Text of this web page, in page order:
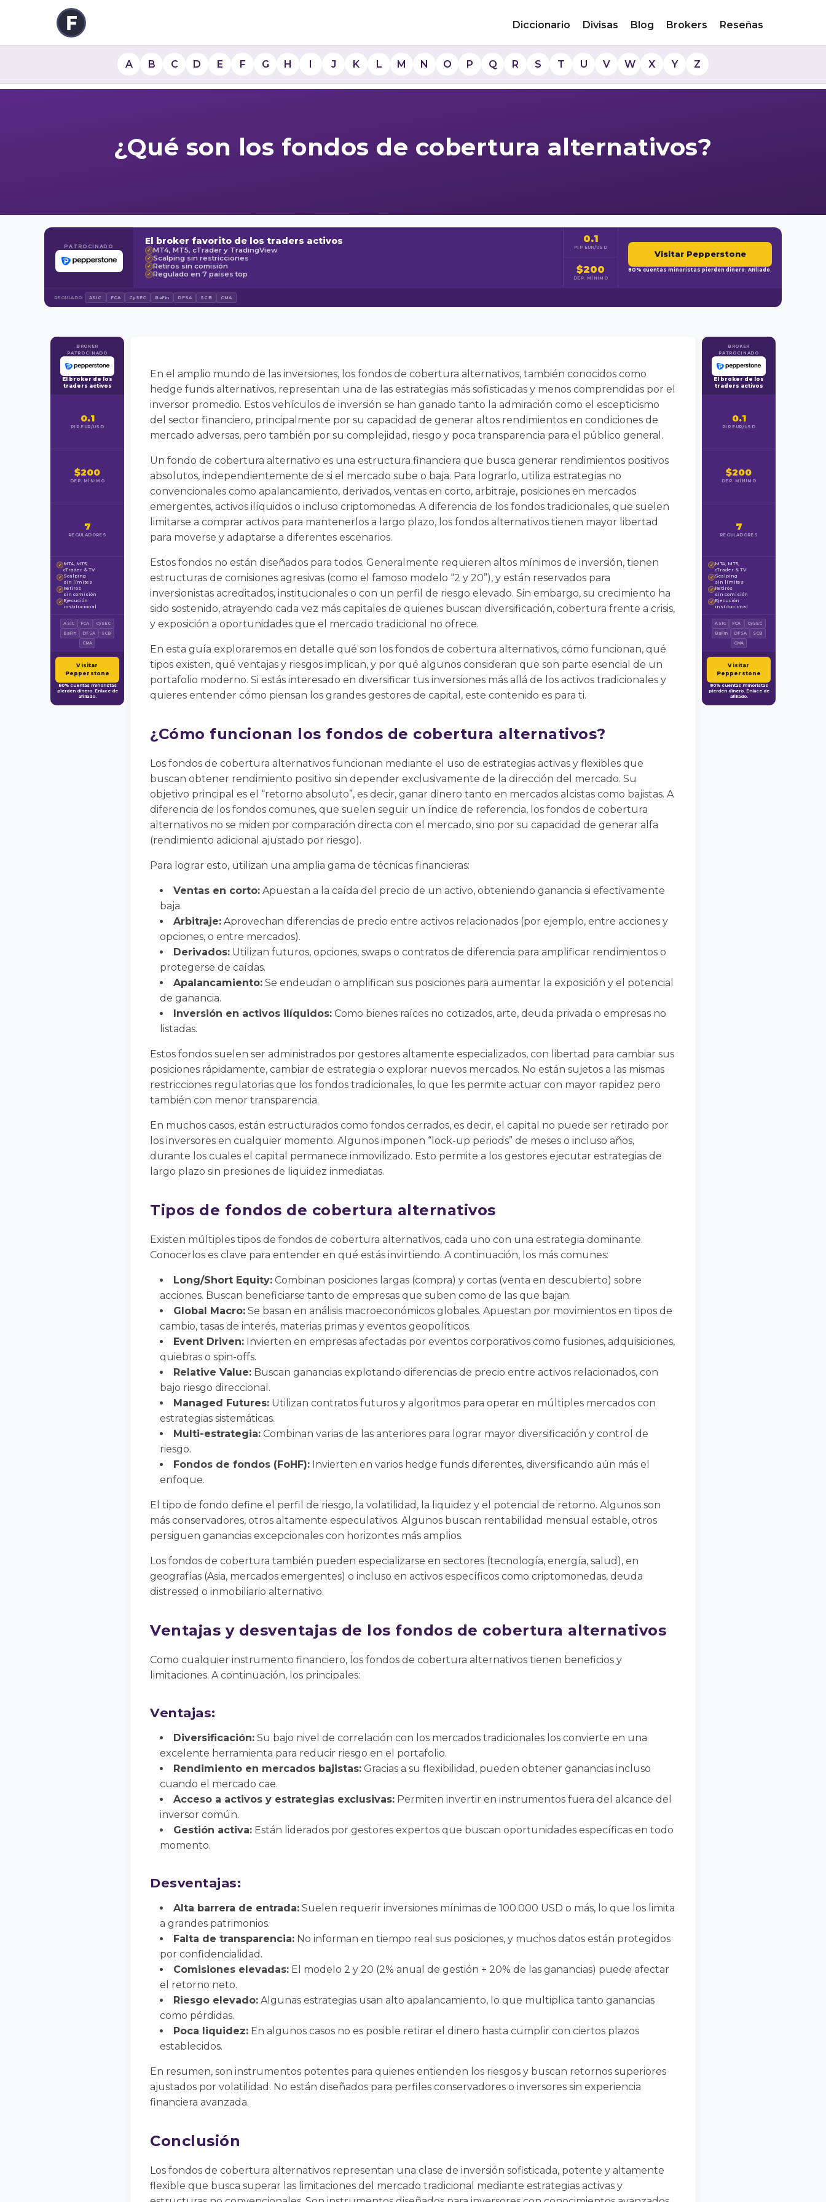
Diccionario Divisas Blog Brokers Reseñas
A B C D E F G H I J K L M N O P Q R S T U V W X Y Z
¿Qué son los fondos de cobertura alternativos?
PATROCINADO El broker favorito de los traders activos
✓ MT4, MT5, cTrader y TradingView
✓ Scalping sin restricciones
✓ Retiros sin comisión
✓ Regulado en 7 países top
0.1
PIP EUR/USD
$200
DEP. MÍNIMO
Visitar Pepperstone
80% cuentas minoristas pierden dinero. Afiliado.
REGULADO: ASIC FCA CySEC BaFin DFSA SCB CMA
BROKER
PATROCINADO
El broker de los
traders activos
0.1
PIP EUR/USD
$200
DEP. MÍNIMO
7
REGULADORES
✓ MT4, MT5,
cTrader & TV
✓ Scalping
sin límites
✓ Retiros
sin comisión
✓ Ejecución
institucional
ASIC FCA
CySEC
BaFin
DFSA
SCB
CMA
Visitar
Pepperstone
80% cuentas minoristas
pierden dinero. Enlace de
afiliado.
En el amplio mundo de las inversiones, los fondos de cobertura alternativos, también conocidos como
hedge funds alternativos, representan una de las estrategias más sofisticadas y menos comprendidas por el
inversor promedio. Estos vehículos de inversión se han ganado tanto la admiración como el escepticismo
del sector financiero, principalmente por su capacidad de generar altos rendimientos en condiciones de
mercado adversas, pero también por su complejidad, riesgo y poca transparencia para el público general.
Un fondo de cobertura alternativo es una estructura financiera que busca generar rendimientos positivos
absolutos, independientemente de si el mercado sube o baja. Para lograrlo, utiliza estrategias no
convencionales como apalancamiento, derivados, ventas en corto, arbitraje, posiciones en mercados
emergentes, activos ilíquidos o incluso criptomonedas. A diferencia de los fondos tradicionales, que suelen
limitarse a comprar activos para mantenerlos a largo plazo, los fondos alternativos tienen mayor libertad
para moverse y adaptarse a diferentes escenarios.
Estos fondos no están diseñados para todos. Generalmente requieren altos mínimos de inversión, tienen
estructuras de comisiones agresivas (como el famoso modelo “2 y 20”), y están reservados para
inversionistas acreditados, institucionales o con un perfil de riesgo elevado. Sin embargo, su crecimiento ha
sido sostenido, atrayendo cada vez más capitales de quienes buscan diversificación, cobertura frente a crisis,
y exposición a oportunidades que el mercado tradicional no ofrece.
En esta guía exploraremos en detalle qué son los fondos de cobertura alternativos, cómo funcionan, qué
tipos existen, qué ventajas y riesgos implican, y por qué algunos consideran que son parte esencial de un
portafolio moderno. Si estás interesado en diversificar tus inversiones más allá de los activos tradicionales y
quieres entender cómo piensan los grandes gestores de capital, este contenido es para ti.
¿Cómo funcionan los fondos de cobertura alternativos?
Los fondos de cobertura alternativos funcionan mediante el uso de estrategias activas y flexibles que
buscan obtener rendimiento positivo sin depender exclusivamente de la dirección del mercado. Su
objetivo principal es el “retorno absoluto”, es decir, ganar dinero tanto en mercados alcistas como bajistas. A
diferencia de los fondos comunes, que suelen seguir un índice de referencia, los fondos de cobertura
alternativos no se miden por comparación directa con el mercado, sino por su capacidad de generar alfa
(rendimiento adicional ajustado por riesgo).
Para lograr esto, utilizan una amplia gama de técnicas financieras:
Ventas en corto: Apuestan a la caída del precio de un activo, obteniendo ganancia si efectivamente
baja.
Arbitraje: Aprovechan diferencias de precio entre activos relacionados (por ejemplo, entre acciones y
opciones, o entre mercados).
Derivados: Utilizan futuros, opciones, swaps o contratos de diferencia para amplificar rendimientos o
protegerse de caídas.
Apalancamiento: Se endeudan o amplifican sus posiciones para aumentar la exposición y el potencial
de ganancia.
Inversión en activos ilíquidos: Como bienes raíces no cotizados, arte, deuda privada o empresas no
listadas.
Estos fondos suelen ser administrados por gestores altamente especializados, con libertad para cambiar sus
posiciones rápidamente, cambiar de estrategia o explorar nuevos mercados. No están sujetos a las mismas
restricciones regulatorias que los fondos tradicionales, lo que les permite actuar con mayor rapidez pero
también con menor transparencia.
En muchos casos, están estructurados como fondos cerrados, es decir, el capital no puede ser retirado por
los inversores en cualquier momento. Algunos imponen “lock-up periods” de meses o incluso años,
durante los cuales el capital permanece inmovilizado. Esto permite a los gestores ejecutar estrategias de
largo plazo sin presiones de liquidez inmediatas.
Tipos de fondos de cobertura alternativos
Existen múltiples tipos de fondos de cobertura alternativos, cada uno con una estrategia dominante.
Conocerlos es clave para entender en qué estás invirtiendo. A continuación, los más comunes:
Long/Short Equity: Combinan posiciones largas (compra) y cortas (venta en descubierto) sobre
acciones. Buscan beneficiarse tanto de empresas que suben como de las que bajan.
Global Macro: Se basan en análisis macroeconómicos globales. Apuestan por movimientos en tipos de
cambio, tasas de interés, materias primas y eventos geopolíticos.
Event Driven: Invierten en empresas afectadas por eventos corporativos como fusiones, adquisiciones,
quiebras o spin-offs.
Relative Value: Buscan ganancias explotando diferencias de precio entre activos relacionados, con
bajo riesgo direccional.
Managed Futures: Utilizan contratos futuros y algoritmos para operar en múltiples mercados con
estrategias sistemáticas.
Multi-estrategia: Combinan varias de las anteriores para lograr mayor diversificación y control de
riesgo.
Fondos de fondos (FoHF): Invierten en varios hedge funds diferentes, diversificando aún más el
enfoque.
El tipo de fondo define el perfil de riesgo, la volatilidad, la liquidez y el potencial de retorno. Algunos son
más conservadores, otros altamente especulativos. Algunos buscan rentabilidad mensual estable, otros
persiguen ganancias excepcionales con horizontes más amplios.
Los fondos de cobertura también pueden especializarse en sectores (tecnología, energía, salud), en
geografías (Asia, mercados emergentes) o incluso en activos específicos como criptomonedas, deuda
distressed o inmobiliario alternativo.
Ventajas y desventajas de los fondos de cobertura alternativos
Como cualquier instrumento financiero, los fondos de cobertura alternativos tienen beneficios y
limitaciones. A continuación, los principales:
Ventajas:
Diversificación: Su bajo nivel de correlación con los mercados tradicionales los convierte en una
excelente herramienta para reducir riesgo en el portafolio.
Rendimiento en mercados bajistas: Gracias a su flexibilidad, pueden obtener ganancias incluso
cuando el mercado cae.
Acceso a activos y estrategias exclusivas: Permiten invertir en instrumentos fuera del alcance del
inversor común.
Gestión activa: Están liderados por gestores expertos que buscan oportunidades específicas en todo
momento.
Desventajas:
Alta barrera de entrada: Suelen requerir inversiones mínimas de 100.000 USD o más, lo que los limita
a grandes patrimonios.
Falta de transparencia: No informan en tiempo real sus posiciones, y muchos datos están protegidos
por confidencialidad.
Comisiones elevadas: El modelo 2 y 20 (2% anual de gestión + 20% de las ganancias) puede afectar
el retorno neto.
Riesgo elevado: Algunas estrategias usan alto apalancamiento, lo que multiplica tanto ganancias
como pérdidas.
Poca liquidez: En algunos casos no es posible retirar el dinero hasta cumplir con ciertos plazos
establecidos.
En resumen, son instrumentos potentes para quienes entienden los riesgos y buscan retornos superiores
ajustados por volatilidad. No están diseñados para perfiles conservadores o inversores sin experiencia
financiera avanzada.
Conclusión
Los fondos de cobertura alternativos representan una clase de inversión sofisticada, potente y altamente
flexible que busca superar las limitaciones del mercado tradicional mediante estrategias activas y
BROKER
PATROCINADO
El broker de los
traders activos
0.1
PIP EUR/USD
$200
DEP. MÍNIMO
7
REGULADORES
✓ MT4, MT5,
cTrader & TV
✓ Scalping
sin límites
✓ Retiros
sin comisión
✓ Ejecución
institucional
ASIC FCA
CySEC
BaFin
DFSA
SCB
CMA
Visitar
Pepperstone
80% cuentas minoristas
pierden dinero. Enlace de
afiliado.